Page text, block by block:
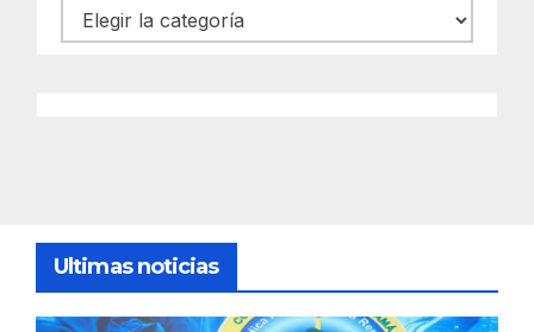
Categorías
Ultimas noticias